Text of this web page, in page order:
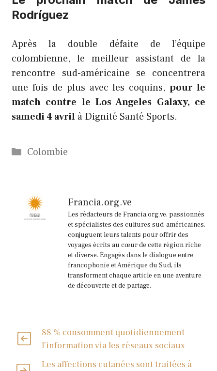
Rodríguez
Après la double défaite de l’équipe
colombienne, le meilleur assistant de la
rencontre sud-américaine se concentrera
une fois de plus avec les coquins,pour le
match contre le Los Angeles Galaxy, ce
samedi 4 avril à Dignité Santé Sports.
Catégories
Colombie
Francia.org.ve
Les rédacteurs de Francia.org.ve, passionnés
et spécialistes des cultures sud-américaines,
conjuguent leurs talents pour offrir des
voyages écrits au cœur de cette région riche
et diverse. Engagés dans le dialogue entre
francophonie et Amérique du Sud, ils
transforment chaque article en une aventure
de découverte et de partage.
88 % consomment quotidiennement
l’information via les réseaux sociaux
Les affections cutanées sont traitées à